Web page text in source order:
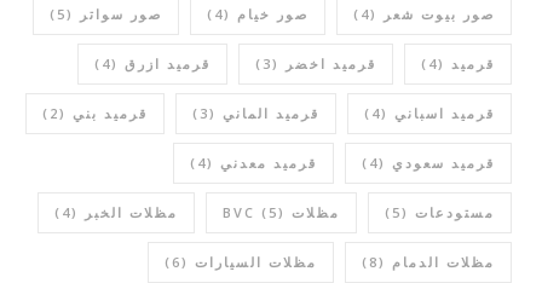
صور بيوت شعر (4) صور خيام (4) صور سواتر (5)
قرميد (4) قرميد اخضر (3) قرميد ازرق (4)
قرميد اسباني (4) قرميد الماني (3) قرميد بني (2)
قرميد سعودي (4) قرميد معدني (4)
مستودعات (5) مظلات BVC (5) مظلات الخبر (4)
مظلات الدمام (8) مظلات السيارات (6)